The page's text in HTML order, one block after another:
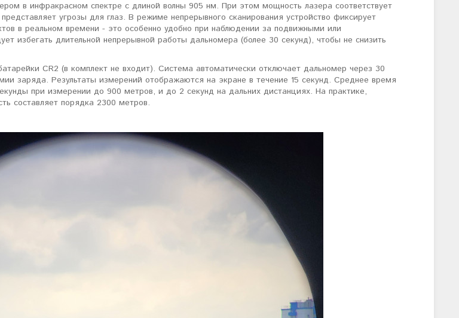
в инфракрасном спектре с длиной волны 905 нм. При этом мощность лазера соответствует
угрозы для глаз. В режиме непрерывного сканирования устройство фиксирует
в реальном времени - это особенно удобно при наблюдении за подвижными или
избегать длительной непрерывной работы дальномера (более 30 секунд), чтобы не снизить
CR2 (в комплект не входит). Система автоматически отключает дальномер через 30
заряда. Результаты измерений отображаются на экране в течение 15 секунд. Среднее время
при измерении до 900 метров, и до 2 секунд на дальних дистанциях. На практике,
составляет порядка 2300 метров.